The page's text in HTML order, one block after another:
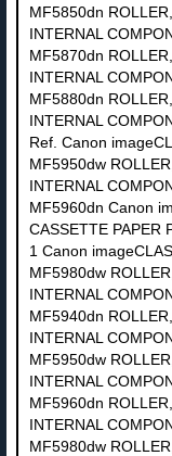
MF5850dn
INTERNAL
MF5870dn
INTERNAL
MF5880dn
INTERNAL
Ref. Canon
MF5950dw
INTERNAL
MF5960dn Canon
CASSETTE PAPER
1 Canon
MF5980dw
INTERNAL
MF5940dn
INTERNAL
MF5950dw
INTERNAL
MF5960dn
INTERNAL
MF5980dw